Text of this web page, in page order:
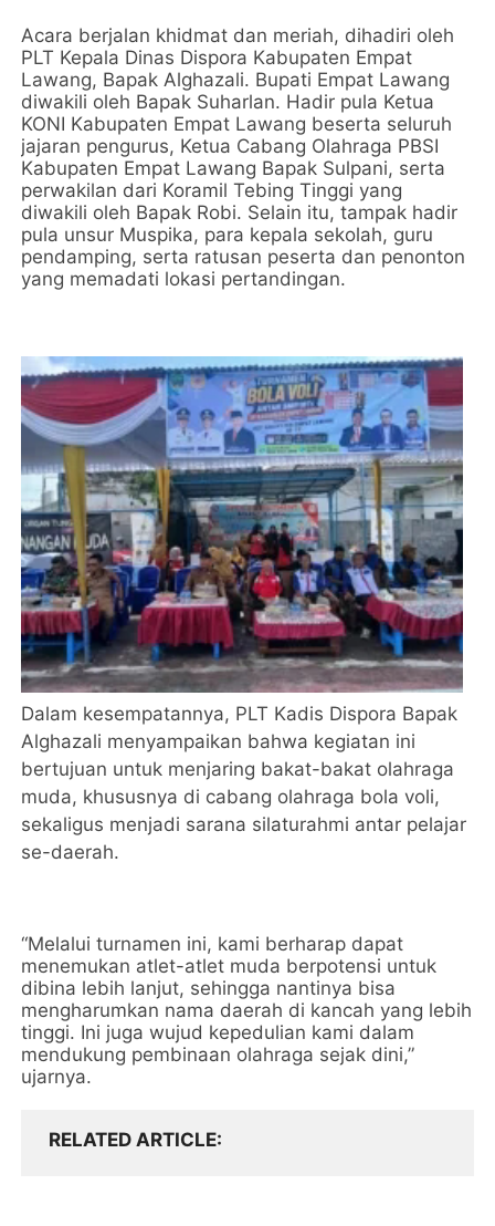
Acara berjalan khidmat dan meriah, dihadiri oleh
PLT Kepala Dinas Dispora Kabupaten Empat
Lawang, Bapak Alghazali. Bupati Empat Lawang
diwakili oleh Bapak Suharlan. Hadir pula Ketua
KONI Kabupaten Empat Lawang beserta seluruh
jajaran pengurus, Ketua Cabang Olahraga PBSI
Kabupaten Empat Lawang Bapak Sulpani, serta
perwakilan dari Koramil Tebing Tinggi yang
diwakili oleh Bapak Robi. Selain itu, tampak hadir
pula unsur Muspika, para kepala sekolah, guru
pendamping, serta ratusan peserta dan penonton
yang memadati lokasi pertandingan.
Dalam kesempatannya, PLT Kadis Dispora Bapak
Alghazali menyampaikan bahwa kegiatan ini
bertujuan untuk menjaring bakat-bakat olahraga
muda, khususnya di cabang olahraga bola voli,
sekaligus menjadi sarana silaturahmi antar pelajar
se-daerah.
“Melalui turnamen ini, kami berharap dapat
menemukan atlet-atlet muda berpotensi untuk
dibina lebih lanjut, sehingga nantinya bisa
mengharumkan nama daerah di kancah yang lebih
tinggi. Ini juga wujud kepedulian kami dalam
mendukung pembinaan olahraga sejak dini,”
ujarnya.
RELATED ARTICLE